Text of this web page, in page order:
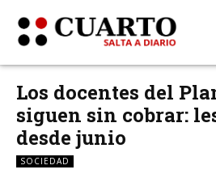
Los docentes del
siguen sin cobrar:
desde junio
SOCIEDAD